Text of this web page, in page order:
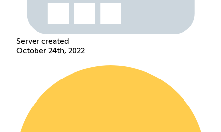
Server created
October 24th, 2022